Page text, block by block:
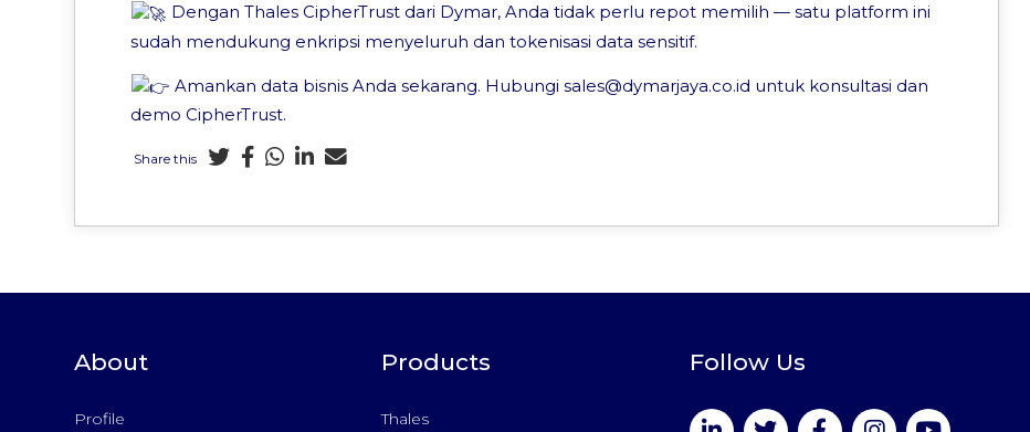
Dengan Thales CipherTrust dari Dymar, Anda tidak perlu repot memilih — satu platform ini
sudah mendukung enkripsi menyeluruh dan tokenisasi data sensitif.
Amankan data bisnis Anda sekarang. Hubungi sales@dymarjaya.co.id untuk konsultasi dan
demo CipherTrust.
Share this
About
Profile
Products
Thales
Follow Us